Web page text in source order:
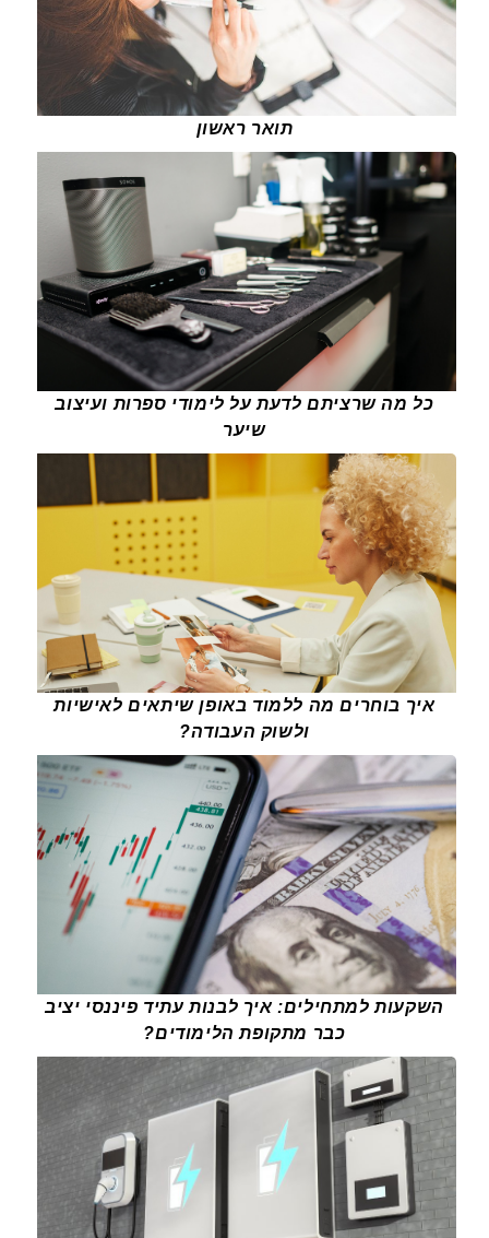
תואר ראשון
כל מה שרציתם לדעת על לימודי ספרות ועיצוב
שיער
איך בוחרים מה ללמוד באופן שיתאים לאישיות
ולשוק העבודה?
השקעות למתחילים: איך לבנות עתיד פיננסי יציב
כבר מתקופת הלימודים?